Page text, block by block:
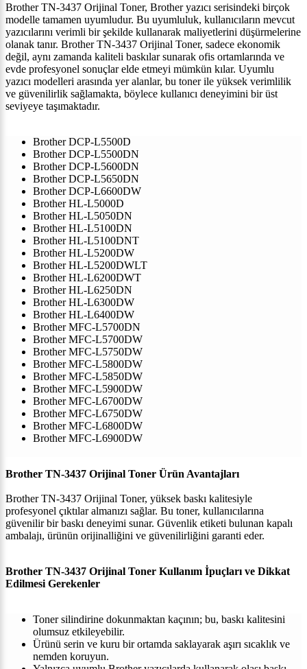
Brother TN-3437 Orijinal Toner, Brother yazıcı serisindeki birçok
modelle tamamen uyumludur. Bu uyumluluk, kullanıcıların mevcut
yazıcılarını verimli bir şekilde kullanarak maliyetlerini düşürmelerine
olanak tanır. Brother TN-3437 Orijinal Toner, sadece ekonomik
değil, aynı zamanda kaliteli baskılar sunarak ofis ortamlarında ve
evde profesyonel sonuçlar elde etmeyi mümkün kılar. Uyumlu
yazıcı modelleri arasında yer alanlar, bu toner ile yüksek verimlilik
ve güvenilirlik sağlamakta, böylece kullanıcı deneyimini bir üst
seviyeye taşımaktadır.
Brother DCP-L5500D
Brother DCP-L5500DN
Brother DCP-L5600DN
Brother DCP-L5650DN
Brother DCP-L6600DW
Brother HL-L5000D
Brother HL-L5050DN
Brother HL-L5100DN
Brother HL-L5100DNT
Brother HL-L5200DW
Brother HL-L5200DWLT
Brother HL-L6200DWT
Brother HL-L6250DN
Brother HL-L6300DW
Brother HL-L6400DW
Brother MFC-L5700DN
Brother MFC-L5700DW
Brother MFC-L5750DW
Brother MFC-L5800DW
Brother MFC-L5850DW
Brother MFC-L5900DW
Brother MFC-L6700DW
Brother MFC-L6750DW
Brother MFC-L6800DW
Brother MFC-L6900DW
Brother TN-3437 Orijinal Toner Ürün Avantajları
Brother TN-3437 Orijinal Toner, yüksek baskı kalitesiyle
profesyonel çıktılar almanızı sağlar. Bu toner, kullanıcılarına
güvenilir bir baskı deneyimi sunar. Güvenlik etiketi bulunan kapalı
ambalajı, ürünün orijinalliğini ve güvenilirliğini garanti eder.
Brother TN-3437 Orijinal Toner Kullanım İpuçları ve Dikkat
Edilmesi Gerekenler
Toner silindirine dokunmaktan kaçının; bu, baskı kalitesini
olumsuz etkileyebilir.
Ürünü serin ve kuru bir ortamda saklayarak aşırı sıcaklık ve
nemden koruyun.